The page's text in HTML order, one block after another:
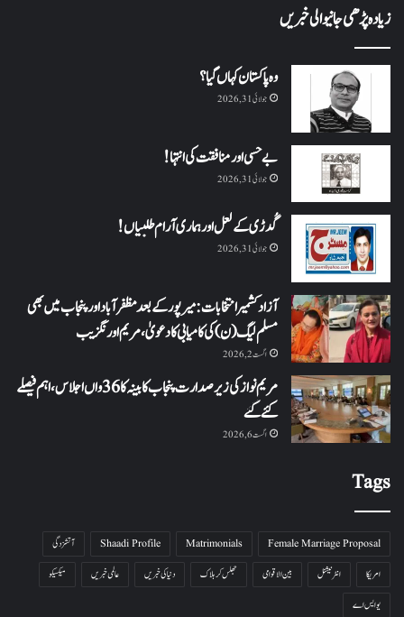
زیادہ پڑھی جانیوالی خبریں
وہ پاکستان کہاں گیا؟
جولائی 31, 2026
بے حسی اور منافقت کی انتہا !
جولائی 31, 2026
گُدڑی کے لعل اور ہماری آرام طلبیاں!
جولائی 31, 2026
آزاد کشمیر انتخابات: میرپور کے بعد مظفرآباد اور پنجاب میں بھی
مسلم لیگ (ن) کی کامیابی کا دعویٰ، مریم اورنگزیب
اگست 2, 2026
مریم نواز کی زیر صدارت پنجاب کابینہ کا 36واں اجلاس،اہم فیصلے
کئے گئے
اگست 6, 2026
Tags
Female Marriage Proposal
Matrimonials
Shaadi Profile
آتشزدگی
امریکا
انٹرنیشنل بین الاقوامی جھلس کر ہلاک دنیا کی خبریں عالمی خبریں
میکسیکو
یو ایس اے